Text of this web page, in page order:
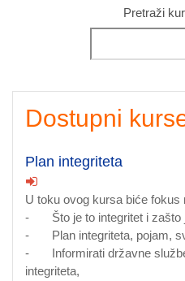
Pretraži
Dostupni
Plan integriteta
U toku ovog kursa biće fokus
- Što je to integritet i zašto
- Plan integriteta, pojam,
- Informirati državne
integriteta,